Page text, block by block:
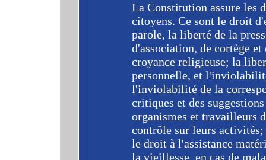
La Constitution assure les
citoyens. Ce sont le droit
parole, la liberté de la
d'association, de cortège
croyance religieuse; la
personnelle, et
l'inviolabilité de la
critiques et des
organismes et travailleurs
contrôle sur leurs
le droit à l'assistance
la vieillesse, en cas de